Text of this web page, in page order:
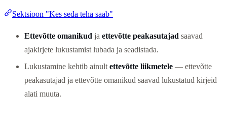
Sektsioon "Kes seda teha saab"
Ettevõtte omanikud ja ettevõtte peakasutajad saavad
ajakirjete lukustamist lubada ja seadistada.
Lukustamine kehtib ainult ettevõtte liikmetele — ettevõtte
peakasutajad ja ettevõtte omanikud saavad lukustatud kirjeid
alati muuta.